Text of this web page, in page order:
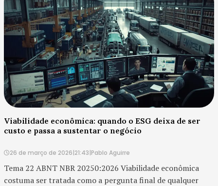
Viabilidade econômica: quando o ESG deixa de ser
custo e passa a sustentar o negócio
26 de março de 2026|21:43|Pablo Aguirre
Tema 22 ABNT NBR 20250:2026 Viabilidade econômica
costuma ser tratada como a pergunta final de qualquer